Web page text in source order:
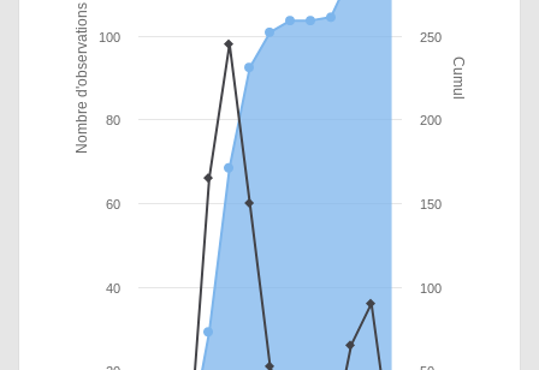
Nombre d'observations Cumul
100
40
60
80
100
200
150
250